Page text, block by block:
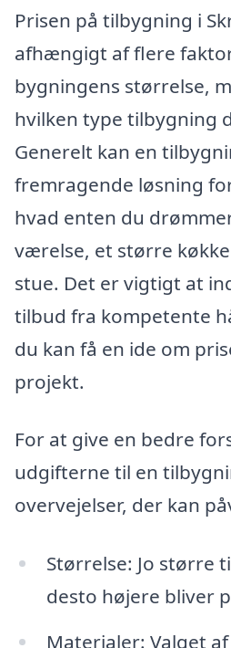
Prisen på tilbygning i
afhængigt af flere
bygningens størrelse,
hvilken type tilbygning
Generelt kan en
fremragende løsning
hvad enten du
værelse, et større
stue. Det er vigtigt at
tilbud fra kompetente
du kan få en ide om
projekt.
For at give en bedre
udgifterne til en
overvejelser, der kan
Størrelse: Jo større
desto højere bliver
Materialer: Valget